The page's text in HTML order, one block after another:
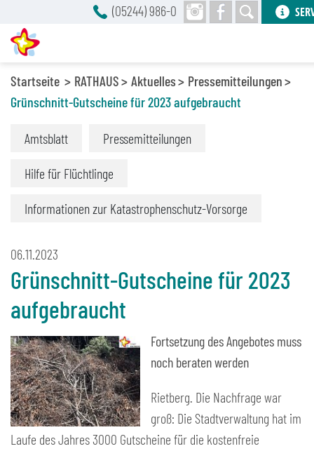
Startseite RATHAUS Aktuelles
Pressemitteilungen
Grünschnitt-Gutscheine für 2023 aufgebraucht
Amtsblatt Pressemitteilungen
Hilfe für Flüchtlinge
Informationen zur Katastrophenschutz-Vorsorge
06.11.2023
Grünschnitt-Gutscheine für 2023
aufgebraucht
Fortsetzung des Angebotes muss
noch beraten werden
Rietberg. Die Nachfrage war
groß: Die Stadtverwaltung hat im
Laufe des Jahres 3000 Gutscheine für die kostenfreie
(05244) 986-0